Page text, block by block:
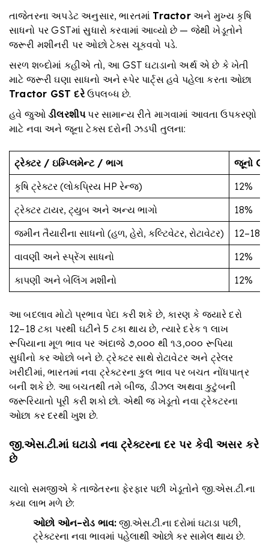
તાજેતરના અપડેટ અનુસાર, ભારતમાં Tractorઅને મુખ્ય કૃષિ
સાધનો પર GSTમાં સુધારો કરવામાં આવ્યો છે — જેથી ખેડૂતોને
જરૂરી મશીનરી પર ઓછો ટેક્સ ચૂકવવો પડે.
સરળ શબ્દોમાં કહીએ તો, આ GST ઘટાડાનો અર્થ એ છે કે ખેતી
માટે જરૂરી ઘણા સાધનો અને સ્પેર પાર્ટ્સ હવે પહેલા કરતા ઓછા
Tractor GSTદરેઉપલબ્ધ છે.
હવે જુઓડીલરશીપપર સામાન્ય રીતે માગવામાં આવતા ઉપકરણો
માટે નવા અને જૂના ટેક્સ દરોની ઝડપી તુલના:
ટ્રેક્ટર / ઇમ્પ્લિમેન્ટ / ભાગ જૂનો
કૃષિ ટ્રેક્ટર (લોકપ્રિય HP રેન્જ)
12%
ટ્રેક્ટર ટાયર, ટ્યુબ અને અન્ય ભાગો
18%
જમીન તૈયારીના સાધનો (હળ, હેરો, કલ્ટિવેટર, રોટાવેટર)
12–18%
વાવણી અને સ્પ્રેંગ સાધનો
12%
કાપણી અને બેલિંગ મશીનો
12%
આ બદલાવ મોટો પ્રભાવ પેદા કરી શકે છે, કારણ કે જ્યારે દરો
12–18 ટકા પરથી ઘટીને 5 ટકા થાય છે, ત્યારે દરેક ૧ લાખ
રૂપિયાના મૂળ ભાવ પર અંદાજે ૭,૦૦૦ થી ૧૩,૦૦૦ રૂપિયા
સુધીનો કર ઓછો બને છે. ટ્રેક્ટર સાથે રોટાવેટર અને ટ્રેલર
ખરીદીમાં, ભારતમાં નવા ટ્રેક્ટરના કુલ ભાવ પર બચત નોંધપાત્ર
બની શકે છે. આ બચતથી તમે બીજ, ડીઝલ અથવા કુટુંબની
જરૂરિયાતો પૂરી કરી શકો છો. એથી જ ખેડૂતો નવા ટ્રેક્ટરના
ઓછા કર દરથી ખુશ છે.
જી.એસ.ટી.માં ઘટાડો નવા ટ્રેક્ટરના દર પર કેવી અસર કરે
છે
ચાલો સમજીએ કે તાજેતરના ફેરફાર પછી ખેડૂતોને જી.એસ.ટી.ના
કયા લાભ મળે છે:
ઓછો ઓન–રોડ ભાવ: જી.એસ.ટી.ના દરોમાં ઘટાડા પછી,
ટ્રેક્ટરના નવા ભાવમાં પહેલાથી ઓછો કર સામેલ થાય છે.